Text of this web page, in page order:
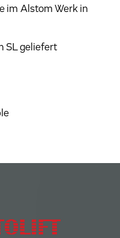
im Alstom Werk in
SL geliefert